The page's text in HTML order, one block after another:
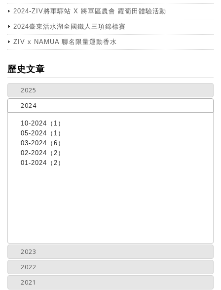
2024-ZIV將軍驛站 X 將軍區農會 蘿蔔田體驗活動
2024臺東活水湖全國鐵人三項錦標賽
ZIV x NAMUA 聯名限量運動香水
more
歷史文章
2025
2024
10-2024（1）
05-2024（1）
03-2024（6）
02-2024（2）
01-2024（2）
2023
2022
2021